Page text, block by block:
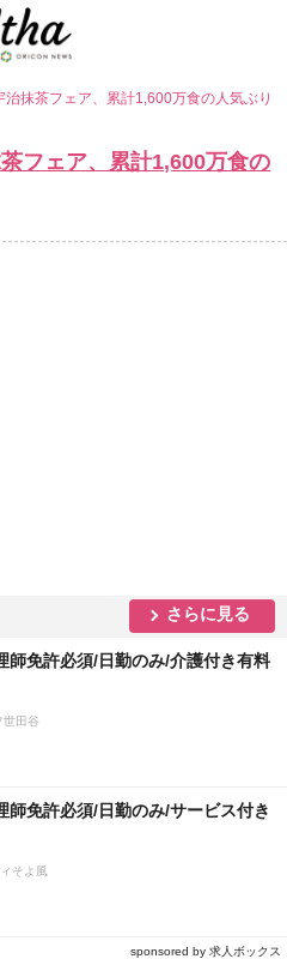
治抹茶フェア、累計1,600万食の人気ぶり
フェア、累計1,600万食の
さらに見る
師免許必須/日勤のみ/介護付き有料
世田谷
師免許必須/日勤のみ/サービス付き
そよ風
sponsored by 求人ボックス